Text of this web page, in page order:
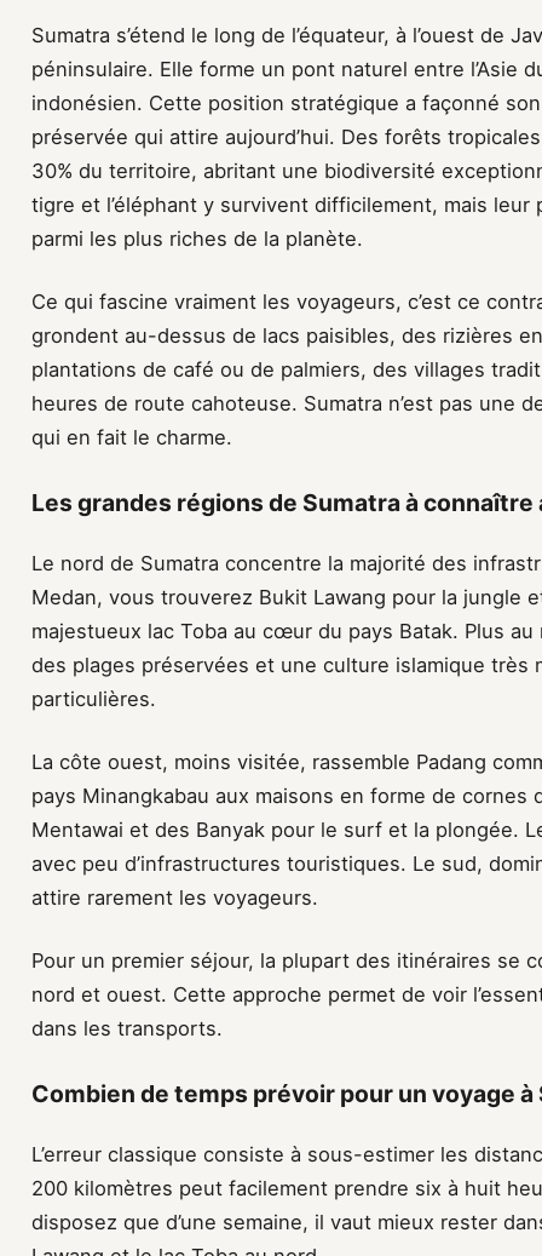
Sumatra s’étend le long de l’équateur, à l’ouest de
péninsulaire. Elle forme un pont naturel entre l’Asie
indonésien. Cette position stratégique a façonné
préservée qui attire aujourd’hui. Des forêts
30% du territoire, abritant une biodiversité
tigre et l’éléphant y survivent difficilement, mais leur
parmi les plus riches de la planète.
Ce qui fascine vraiment les voyageurs, c’est ce
grondent au-dessus de lacs paisibles, des rizières
plantations de café ou de palmiers, des villages
heures de route cahoteuse. Sumatra n’est pas une
qui en fait le charme.
Les grandes régions de Sumatra à
Le nord de Sumatra concentre la majorité des
Medan, vous trouverez Bukit Lawang pour la jungle
majestueux lac Toba au cœur du pays Batak. Plus
des plages préservées et une culture islamique très
particulières.
La côte ouest, moins visitée, rassemble Padang
pays Minangkabau aux maisons en forme de
Mentawai et des Banyak pour le surf et la plongée.
avec peu d’infrastructures touristiques. Le sud,
attire rarement les voyageurs.
Pour un premier séjour, la plupart des itinéraires se
nord et ouest. Cette approche permet de voir
dans les transports.
Combien de temps prévoir pour un voyage
L’erreur classique consiste à sous-estimer les
200 kilomètres peut facilement prendre six à huit
disposez que d’une semaine, il vaut mieux rester